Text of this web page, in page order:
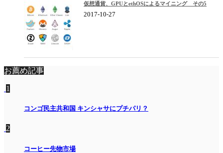
仮想通貨、GPUとethOSによるマイニング その5
2017-10-27
お薦め記事
1
コンゴ民主共和国 キンシャサにプチパリ？
2
コーヒー先物市場